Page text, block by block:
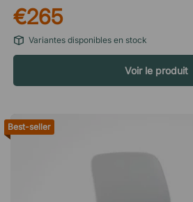
verrouillage central, vous pouvez
documents sensibles et vos effets
regards indiscrets. Sur roulettes Le
quatre roulettes multidirectionnelles
déplacements lors du nettoyage ou de
des roues sont également équipées
Spécifications Equipé d'un système de
Quatre roulettes, dont deux freinées
d'une serrure centrale et de roulettes,
verrouillables. Un caisson de
aussi bien isolément que sous le
€265
Variantes disponibles en stock
Voir le produit
Best-seller